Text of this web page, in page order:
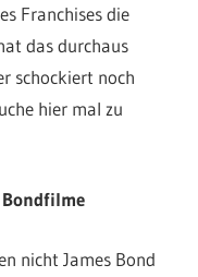
Franchises die
das durchaus
schockiert noch
hier mal zu
Bondfilme
nicht James Bond